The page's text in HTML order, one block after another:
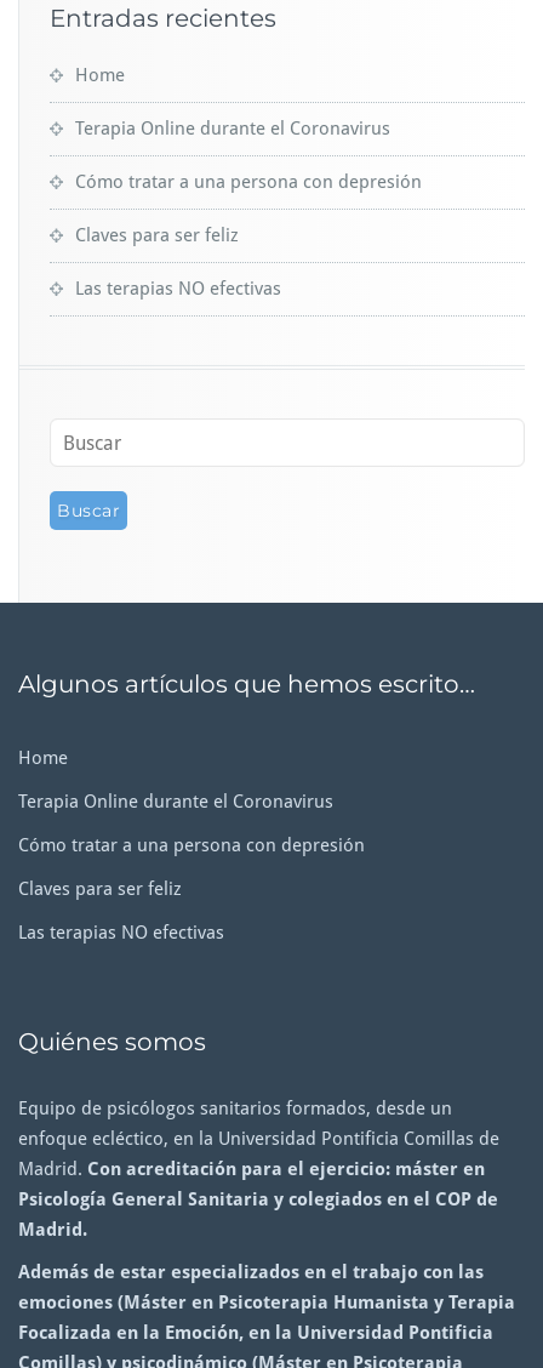
Entradas recientes
Home
Terapia Online durante el Coronavirus
Cómo tratar a una persona con depresión
Claves para ser feliz
Las terapias NO efectivas
Algunos artículos que hemos escrito…
Home
Terapia Online durante el Coronavirus
Cómo tratar a una persona con depresión
Claves para ser feliz
Las terapias NO efectivas
Quiénes somos
Equipo de psicólogos sanitarios formados, desde un
enfoque ecléctico, en la Universidad Pontificia Comillas de
Madrid. Con acreditación para el ejercicio: máster en
Psicología General Sanitaria y colegiados en el COP de
Madrid.
Además de estar especializados en el trabajo con las
emociones (Máster en Psicoterapia Humanista y Terapia
Focalizada en la Emoción, en la Universidad Pontificia
Comillas) y psicodinámico (Máster en Psicoterapia